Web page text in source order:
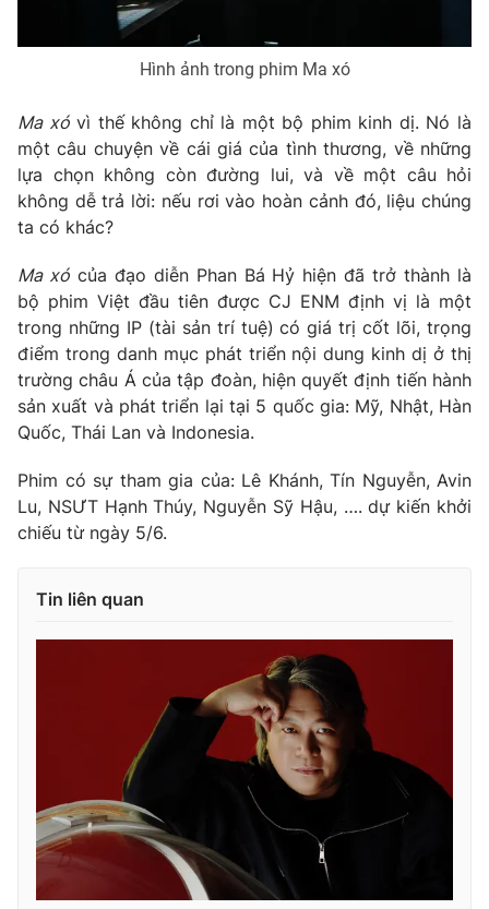
Hình ảnh trong phim Ma xó
Ma xóvì thế không chỉ là một bộ phim kinh dị. Nó là
một câu chuyện về cái giá của tình thương, về những
lựa chọn không còn đường lui, và về một câu hỏi
không dễ trả lời: nếu rơi vào hoàn cảnh đó, liệu chúng
ta có khác?
Ma xócủa đạo diễn Phan Bá Hỷ hiện đã trở thành là
bộ phim Việt đầu tiên được CJ ENM định vị là một
trong những IP (tài sản trí tuệ) có giá trị cốt lõi, trọng
điểm trong danh mục phát triển nội dung kinh dị ở thị
trường châu Á của tập đoàn, hiện quyết định tiến hành
sản xuất và phát triển lại tại 5 quốc gia: Mỹ, Nhật, Hàn
Quốc, Thái Lan và Indonesia.
Phim có sự tham gia của: Lê Khánh, Tín Nguyễn, Avin
Lu, NSƯT Hạnh Thúy, Nguyễn Sỹ Hậu, …. dự kiến khởi
chiếu từ ngày 5/6.
Tin liên quan